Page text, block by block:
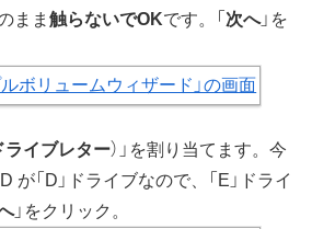
まま触らないでOKです。「 次へ」を
ライブレター）」を割り当てます。今
が「D」ドライブなので、「E」ドライ
」をクリック。